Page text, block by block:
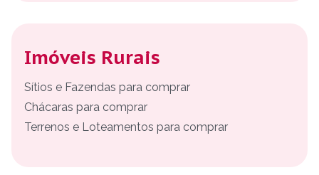
Imóveis Rurais
Sítios e Fazendas para comprar
Chácaras para comprar
Terrenos e Loteamentos para comprar